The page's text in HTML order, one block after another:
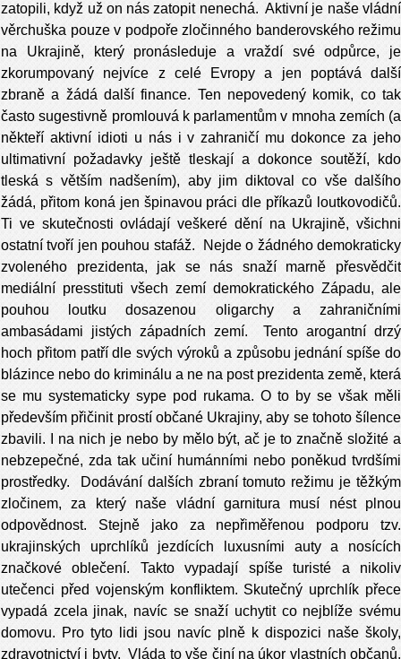
zatopili, když už on nás zatopit nenechá. Aktivní je naše vládní
věrchuška pouze v podpoře zločinného banderovského režimu
na Ukrajině, který pronásleduje a vraždí své odpůrce, je
zkorumpovaný nejvíce z celé Evropy a jen poptává další
zbraně a žádá další finance. Ten nepovedený komik, co tak
často sugestivně promlouvá k parlamentům v mnoha zemích (a
někteří aktivní idioti u nás i v zahraničí mu dokonce za jeho
ultimativní požadavky ještě tleskají a dokonce soutěží, kdo
tleská s větším nadšením), aby jim diktoval co vše dalšího
žádá, přitom koná jen špinavou práci dle příkazů loutkovodičů.
Ti ve skutečnosti ovládají veškeré dění na Ukrajině, všichni
ostatní tvoří jen pouhou stafáž. Nejde o žádného demokraticky
zvoleného prezidenta, jak se nás snaží marně přesvědčit
mediální presstituti všech zemí demokratického Západu, ale
pouhou loutku dosazenou oligarchy a zahraničními
ambasádami jistých západních zemí. Tento arogantní drzý
hoch přitom patří dle svých výroků a způsobu jednání spíše do
blázince nebo do kriminálu a ne na post prezidenta země, která
se mu systematicky sype pod rukama. O to by se však měli
především přičinit prostí občané Ukrajiny, aby se tohoto šílence
zbavili. I na nich je nebo by mělo být, ač je to značně složité a
nebzepečné, zda tak učiní humánními nebo poněkud tvrdšími
prostředky. Dodávání dalších zbraní tomuto režimu je těžkým
zločinem, za který naše vládní garnitura musí nést plnou
odpovědnost. Stejně jako za nepřiměřenou podporu tzv.
ukrajinských uprchlíků jezdících luxusními auty a nosících
značkové oblečení. Takto vypadají spíše turisté a nikoliv
utečenci před vojenským konfliktem. Skutečný uprchlík přece
vypadá zcela jinak, navíc se snaží uchytit co nejblíže svému
domovu. Pro tyto lidi jsou navíc plně k dispozici naše školy,
zdravotnictví i byty. Vláda to vše činí na úkor vlastních občanů,